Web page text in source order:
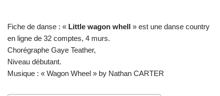
Fiche de danse : « Little wagon whell » est une danse country
en ligne de 32 comptes, 4 murs.
Chorégraphe Gaye Teather,
Niveau débutant.
Musique : « Wagon Wheel » by Nathan CARTER